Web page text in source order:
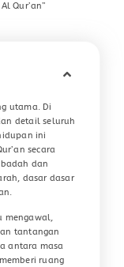
Qur’an”
utama. Di
detail seluruh
ini
secara
dan
dasar dasar
mengawal,
tantangan
antara masa
ruang